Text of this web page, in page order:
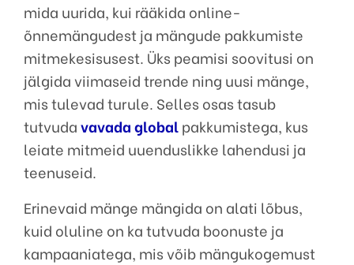
mida uurida, kui rääkida online-
õnnemängudest ja mängude pakkumiste
mitmekesisusest. Üks peamisi soovitusi on
jälgida viimaseid trende ning uusi mänge,
mis tulevad turule. Selles osas tasub
tutvudavavada globalpakkumistega, kus
leiate mitmeid uuenduslikke lahendusi ja
teenuseid.
Erinevaid mänge mängida on alati lõbus,
kuid oluline on ka tutvuda boonuste ja
kampaaniatega, mis võib mängukogemust